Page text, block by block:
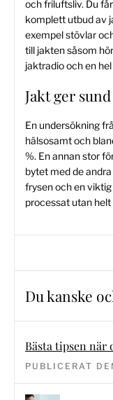
och friluftsliv. Du
komplett utbud av
exempel stövlar
till jakten såsom
jaktradio och en
Jakt ger
En undersökning
hälsosamt och
%. En annan stor
bytet med de
frysen och en
processat utan
Du kanske
Bästa tipsen
PUBLICERAT